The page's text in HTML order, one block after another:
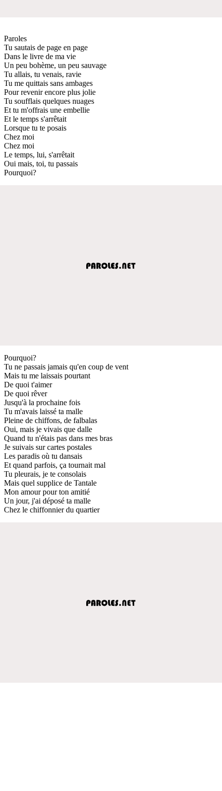
Paroles
Tu sautais de page en page
Dans le livre de ma vie
Un peu bohème, un peu sauvage
Tu allais, tu venais, ravie
Tu me quittais sans ambages
Pour revenir encore plus jolie
Tu soufflais quelques nuages
Et tu m'offrais une embellie
Et le temps s'arrêtait
Lorsque tu te posais
Chez moi
Chez moi
Le temps, lui, s'arrêtait
Oui mais, toi, tu passais
Pourquoi?
Pourquoi?
Tu ne passais jamais qu'en coup de vent
Mais tu me laissais pourtant
De quoi t'aimer
De quoi rêver
Jusqu'à la prochaine fois
Tu m'avais laissé ta malle
Pleine de chiffons, de falbalas
Oui, mais je vivais que dalle
Quand tu n'étais pas dans mes bras
Je suivais sur cartes postales
Les paradis où tu dansais
Et quand parfois, ça tournait mal
Tu pleurais, je te consolais
Mais quel supplice de Tantale
Mon amour pour ton amitié
Un jour, j'ai déposé ta malle
Chez le chiffonnier du quartier